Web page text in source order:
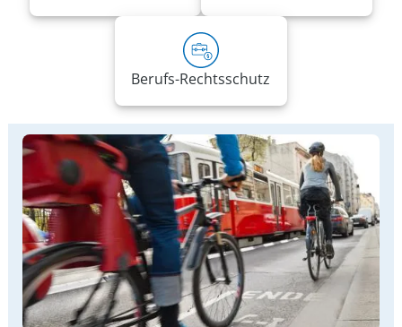
Berufs-Rechtsschutz